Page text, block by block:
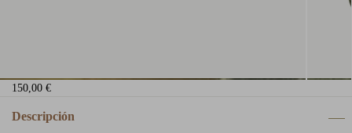
150,00 €
Descripción